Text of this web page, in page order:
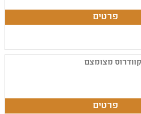
קוודרוס מצומצם